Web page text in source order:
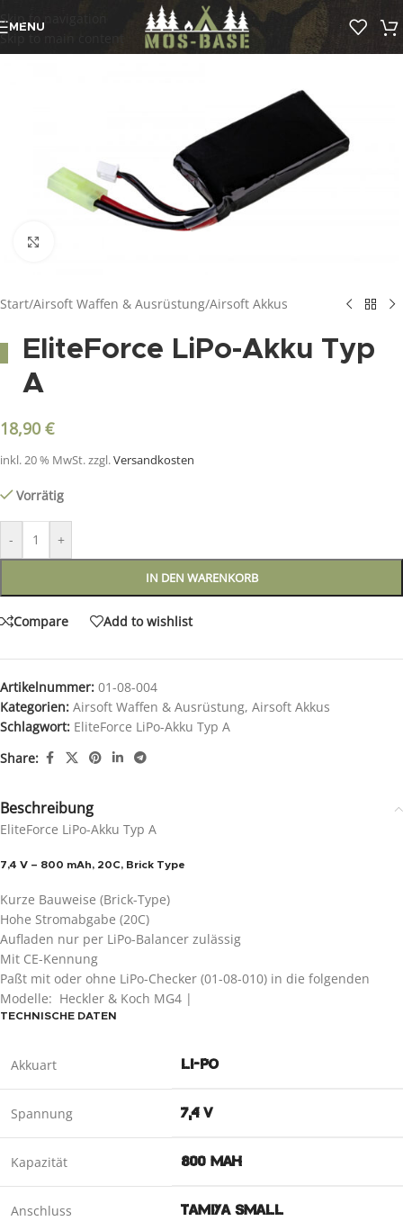
Skip to navigation
Skip to main content
MENU
Start/Airsoft Waffen & Ausrüstung/Airsoft Akkus
EliteForce LiPo-Akku Typ
A
18,90 €
inkl. 20 % MwSt.zzgl.Versandkosten
Vorrätig
- +
IN DEN WARENKORB
Compare Add to wishlist
Artikelnummer: 01-08-004
Kategorien: Airsoft Waffen & Ausrüstung, Airsoft Akkus
Schlagwort: EliteForce LiPo-Akku Typ A
Share:
Beschreibung
EliteForce LiPo-Akku Typ A
7,4 V – 800 mAh, 20C, Brick Type
Kurze Bauweise (Brick-Type)
Hohe Stromabgabe (20C)
Aufladen nur per LiPo-Balancer zulässig
Mit CE-Kennung
Paßt mit oder ohne LiPo-Checker (01-08-010) in die folgenden
Modelle: Heckler & Koch MG4 |
TECHNISCHE DATEN
Akkuart LI-PO
Spannung 7,4 V
Kapazität 800 MAH
Anschluss TAMIYA SMALL